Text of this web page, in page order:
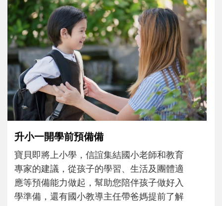
和孩子一起長大的那個男人│讀懂父親的
不同模樣
沒有人天生就擅長當爸爸！男人總是在一次
次「前所未有」的體驗中，跟著孩子一起長
大。從給予安全感的肢體遊戲，到獨立自
主、角色認同及解決問題的能力養成。爸爸
正嘗試用不同的模樣，參與孩子每個重要的